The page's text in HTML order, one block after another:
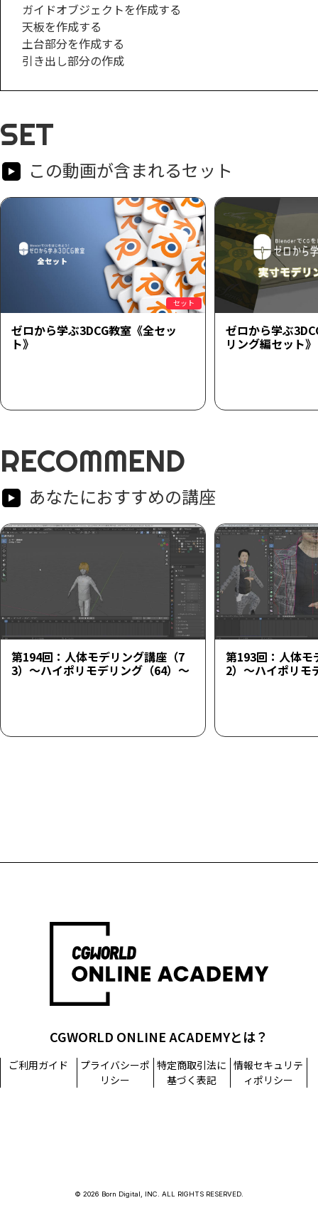
ガイドオブジェクトを作成する
天板を作成する
土台部分を作成する
引き出し部分の作成
SET
この動画が含まれるセット
セット
ゼロから学ぶ3DCG教室《全セッ
ト》
ゼロから学ぶ
リング編セット》
RECOMMEND
あなたにおすすめの講座
第194回：人体モデリング講座（7
3）～ハイポリモデリング（64）～
第193回：人体モ
2）～ハイポリモ
CGWORLD ONLINE ACADEMYとは？
ご利用ガイド
プライバシーポ
リシー
特定商取引法に
基づく表記
情報セキュリテ
ィポリシー
© 2026 Born Digital, INC. ALL RIGHTS RESERVED.